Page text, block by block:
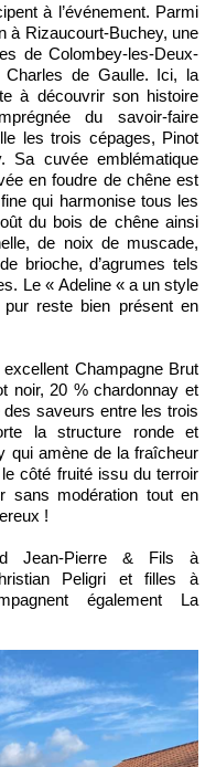
à Rizaucourt-Buchey, une
de Colombey-les-Deux-
Charles de Gaulle. Ici, la
à découvrir son histoire
du savoir-faire
les trois cépages, Pinot
Sa cuvée emblématique
en foudre de chêne est
qui harmonise tous les
du bois de chêne ainsi
de noix de muscade,
brioche, d’agrumes tels
Le « Adeline « a un style
reste bien présent en
Champagne Brut
noir, 20 % chardonnay et
des saveurs entre les trois
la structure ronde et
qui amène de la fraîcheur
côté fruité issu du terroir
sans modération tout en
!
Jean-Pierre & Fils à
Peligri et filles à
également La